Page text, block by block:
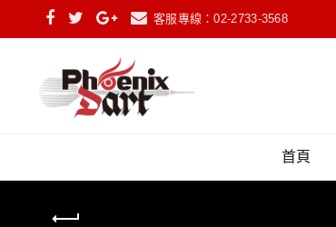
客服專線：02-2733-3568
首頁